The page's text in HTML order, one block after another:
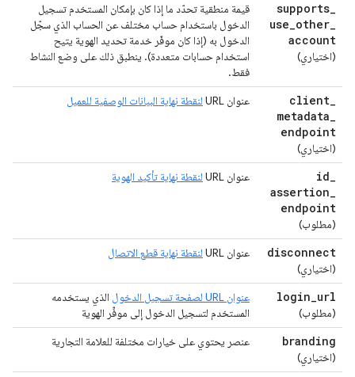
supports_
use_other_
account
(اختياري)
قيمة منطقية تحدّد ما إذا كان بإمكان المستخدم تسجيل
الدخول باستخدام حساب مختلف عن الحساب الذي سجّل
الدخول به (إذا كان موفّر خدمة تحديد الهوية يتيح
استخدام حسابات متعددة). ينطبق ذلك على وضع النشاط
فقط.
client_
metadata_
endpoint
(اختياري)
عنوان URL لنقطة نهاية البيانات الوصفية للعميل
id_
assertion_
endpoint
(مطلوب)
عنوان URL لنقطة نهاية تأكيد الهوية
disconnect
(اختياري)
عنوان URL لنقطة نهاية قطع الاتصال
login_url
(مطلوب)
عنوان URL لصفحة تسجيل الدخول
الذي يستخدمه
المستخدم لتسجيل الدخول إلى موفِّر الهوية
branding
(اختياري)
عنصر يحتوي على خيارات مختلفة للعلامة التجارية